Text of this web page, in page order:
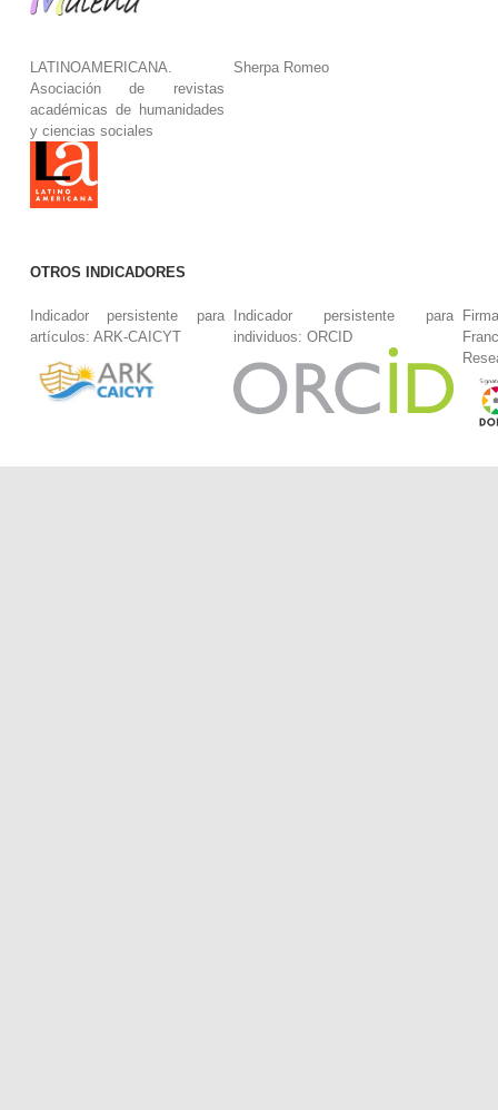
LATINOAMERICANA.
Asociación de revistas
académicas de humanidades
y ciencias sociales
Sherpa Romeo
OTROS INDICADORES
Indicador persistente para
artículos: ARK-CAICYT
Indicador persistente para
individuos: ORCID